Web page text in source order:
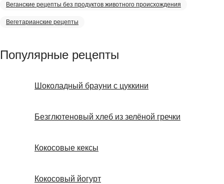
Веганские рецепты без продуктов животного происхождения
Вегетарианские рецепты
Популярные рецепты
Шоколадный брауни с цуккини
Безглютеновый хлеб из зелёной гречки
Кокосовые кексы
Кокосовый йогурт